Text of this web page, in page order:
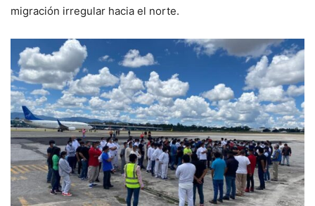
migración irregular hacia el norte.